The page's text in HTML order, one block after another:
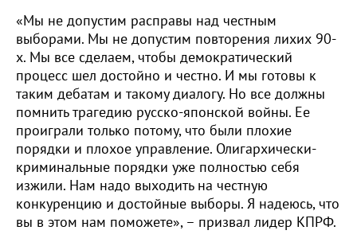
«Мы не допустим расправы над честным
выборами. Мы не допустим повторения лихих 90-
х. Мы все сделаем, чтобы демократический
процесс шел достойно и честно. И мы готовы к
таким дебатам и такому диалогу. Но все должны
помнить трагедию русско-японской войны. Ее
проиграли только потому, что были плохие
порядки и плохое управление. Олигархически-
криминальные порядки уже полностью себя
изжили. Нам надо выходить на честную
конкуренцию и достойные выборы. Я надеюсь, что
вы в этом нам поможете», – призвал лидер КПРФ.